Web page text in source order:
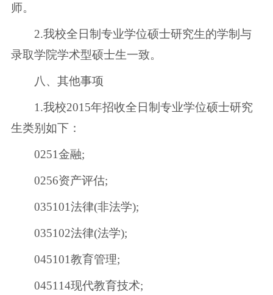
师。
2.我校全日制专业学位硕士研究生的学制与
录取学院学术型硕士生一致。
八、其他事项
1.我校2015年招收全日制专业学位硕士研究
生类别如下：
0251金融;
0256资产评估;
035101法律(非法学);
035102法律(法学);
045101教育管理;
045114现代教育技术;